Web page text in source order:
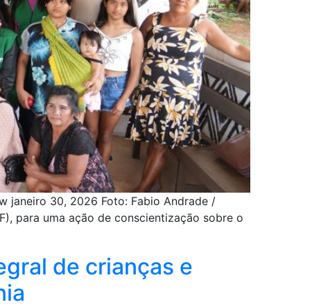
janeiro 30, 2026 Foto: Fabio Andrade /
para uma ação de conscientização sobre o
de crianças e